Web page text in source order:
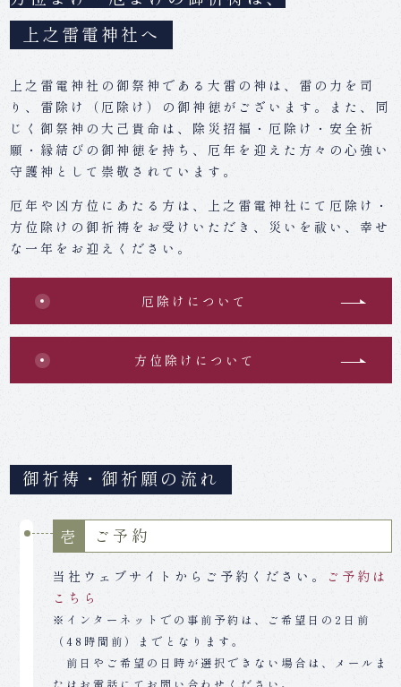
お問い合わせ
兼務社
上之雷電神社へ
上之雷電神社の御祭神である大雷の神は、雷の力を司
り、雷除け（厄除け）の御神徳がございます。また、同
じく御祭神の大己貴命は、除災招福・厄除け・安全祈
願・縁結びの御神徳を持ち、厄年を迎えた方々の心強い
守護神として崇敬されています。
厄年や凶方位にあたる方は、上之雷電神社にて厄除け・
方位除けの御祈祷をお受けいただき、災いを祓い、幸せ
な一年をお迎えください。
厄除けについて
方位除けについて
御祈祷・御祈願の流れ
壱 ご予約
当社ウェブサイトからご予約ください。
ご予約は
こちら
※インターネットでの事前予約は、ご希望日の2日前
（48時間前）までとなります。
前日やご希望の日時が選択できない場合は、メールま